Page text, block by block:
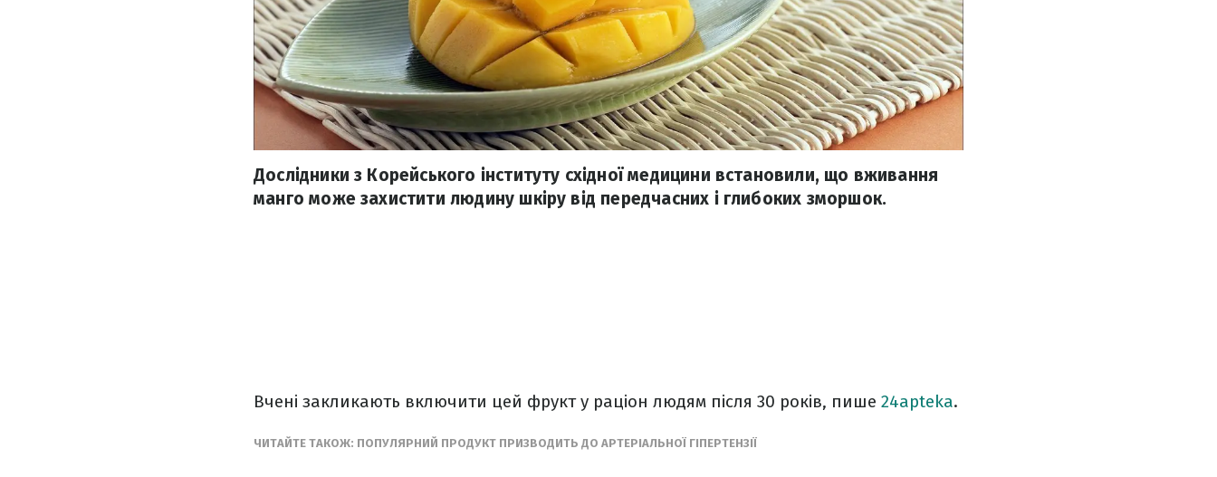
Дослідники з Корейського інституту східної медицини встановили, що вживання
манго може захистити людину шкіру від передчасних і глибоких зморшок.
Вчені закликають включити цей фрукт у раціон людям після 30 років, пише 24apteka.
ЧИТАЙТЕ ТАКОЖ: ПОПУЛЯРНИЙ ПРОДУКТ ПРИЗВОДИТЬ ДО АРТЕРІАЛЬНОЇ ГІПЕРТЕНЗІЇ